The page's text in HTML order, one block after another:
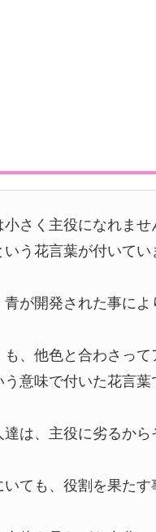
さく主役になれま
いう花言葉が付いてい
が開発された事に
も、他色と合わさっ
意味で付いた花言葉
は、主役に劣るから
ても、役割を果たす